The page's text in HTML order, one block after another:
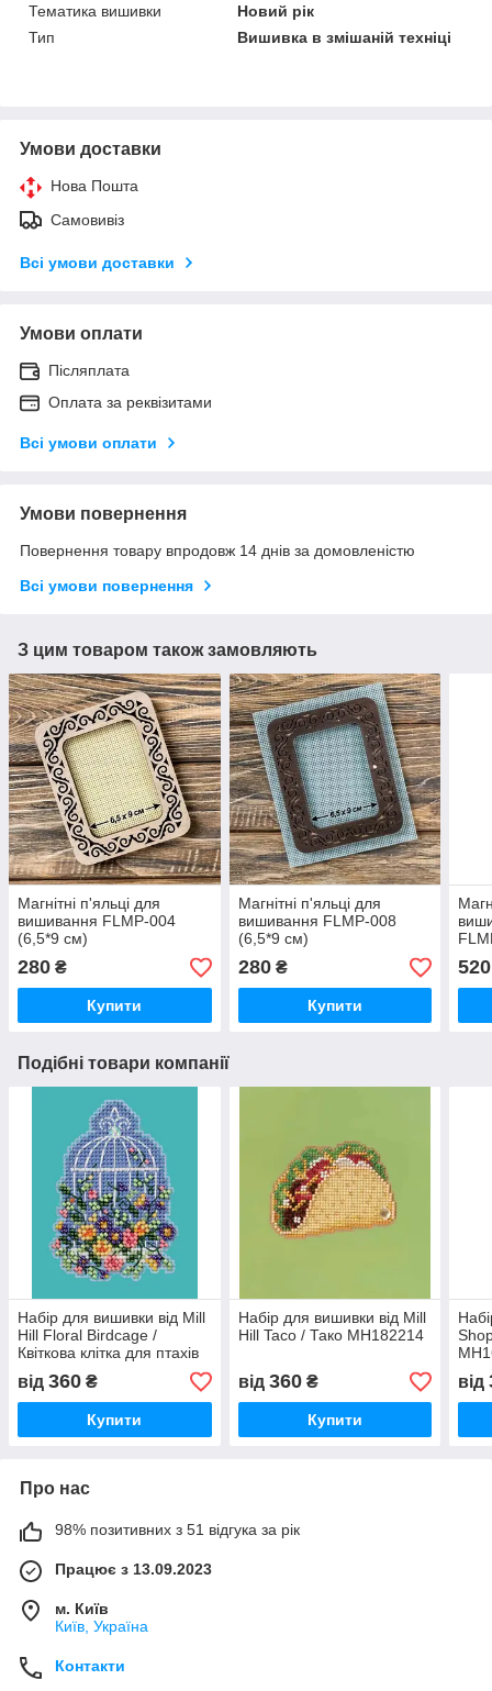
Тематика вишивки
Новий рік
Тип
Вишивка в змішаній техніці
Умови доставки
Нова Пошта
Самовивіз
Всі умови доставки
Умови оплати
Післяплата
Оплата за реквізитами
Всі умови оплати
Умови повернення
Повернення товару впродовж 14 днів за домовленістю
Всі умови повернення
З цим товаром також замовляють
Магнітні п'яльці для
вишивання FLMP-004
(6,5*9 см)
280 ₴
Купити
Магнітні п'яльці для
вишивання FLMP-008
(6,5*9 см)
280₴
Купити
520
Подібні товари компанії
Набір для вишивки від Mill
Hill Floral Birdcage /
Квіткова клітка для птахів
від 360 ₴
Купити
Набір для вишивки від Mill
Hill Taco / Тако MH182214
від 360₴
Купити
від
Про нас
98% позитивних з 51 відгука за рік
Працює з 13.09.2023
м. Київ
Київ, Україна
Контакти